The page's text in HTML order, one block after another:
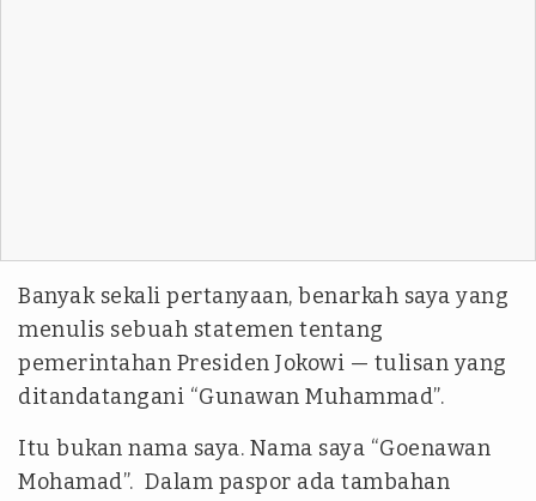
Banyak sekali pertanyaan, benarkah saya yang
menulis sebuah statemen tentang
pemerintahan Presiden Jokowi — tulisan yang
ditandatangani “Gunawan Muhammad”.
Itu bukan nama saya. Nama saya “Goenawan
Mohamad”. Dalam paspor ada tambahan